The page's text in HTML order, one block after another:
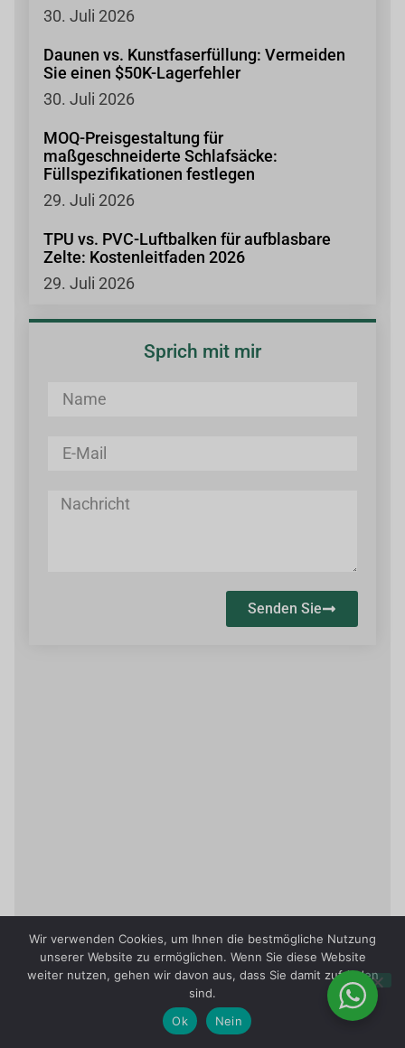
30. Juli 2026
Daunen vs. Kunstfaserfüllung: Vermeiden
Sie einen $50K-Lagerfehler
30. Juli 2026
MOQ-Preisgestaltung für
maßgeschneiderte Schlafsäcke:
Füllspezifikationen festlegen
29. Juli 2026
TPU vs. PVC-Luftbalken für aufblasbare
Zelte: Kostenleitfaden 2026
29. Juli 2026
Sprich mit mir
Senden Sie
Wir verwenden Cookies, um Ihnen die bestmögliche Nutzung
unserer Website zu ermöglichen. Wenn Sie diese Website
weiter nutzen, gehen wir davon aus, dass Sie damit zufrieden
sind.
Ok
Nein